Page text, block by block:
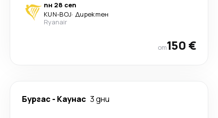
пн 28 сеп
KUN-BOJ· Директен
Ryanair
от150 €
Бургас - Каунас 3 дни